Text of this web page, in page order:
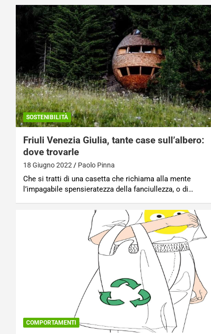
SOSTENIBILITÀ
Friuli Venezia Giulia, tante case sull’albero:
dove trovarle
18 Giugno 2022 Paolo Pinna
Che si tratti di una casetta che richiama alla mente
l’impagabile spensieratezza della fanciullezza, o di…
COMPORTAMENTI